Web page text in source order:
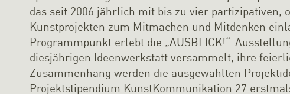
das seit 2006 jährlich mit bis zu vier partizipativen,
Kunstprojekten zum Mitmachen und Mitdenken
Programmpunkt erlebt die „AUSBLICK!“-
diesjährigen Ideenwerkstatt versammelt, ihre
Zusammenhang werden die ausgewählten
Projektstipendium KunstKommunikation 27